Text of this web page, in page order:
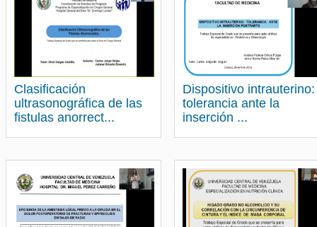
Clasificación
ultrasonográfica de las
fistulas anorrect...
Dispositivo intrauterino:
tolerancia ante la
inserción ...